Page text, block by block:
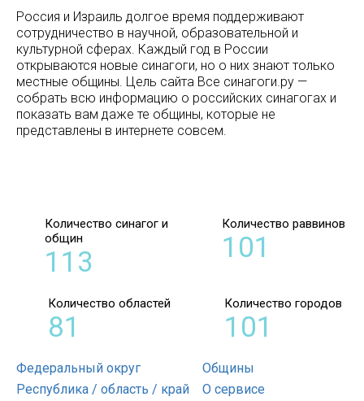
Россия и Израиль долгое время поддерживают
сотрудничество в научной, образовательной и
культурной сферах. Каждый год в России
открываются новые синагоги, но о них знают только
местные общины. Цель сайта Все синагоги.ру —
собрать всю информацию о российских синагогах и
показать вам даже те общины, которые не
представлены в интернете совсем.
Федеральный округ
Республика / область / край
Общины
О сервисе
Количество синагог и
общин
113
Количество раввинов
101
Количество областей
81
Количество городов
101